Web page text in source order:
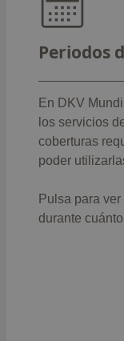
Periodos
En DKV
los servicios
coberturas
poder
Pulsa para
durante
Actos
Medios
: 6
: 6